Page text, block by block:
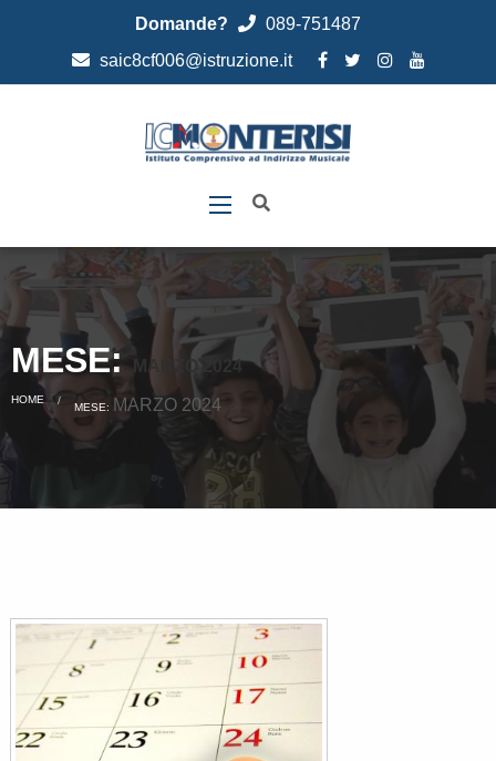
Domande?
089-751487
saic8cf006@istruzione.it
MESE: MARZO 2024
HOME CURRENT:
MESE: MARZO 2024